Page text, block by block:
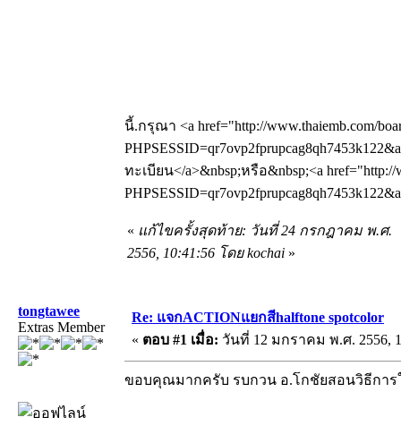
นี้.กรุณา <a href="http://www.thaiemb.com/
ทะเบียน</a>&nbsp;หรือ&nbsp;<a href="http://
« แก้ไขครั้งสุดท้าย: วันที่ 24 กรกฎาคม พ.ศ.
2556, 10:41:56 โดย kochai »
tongtawee
Extras Member
Re: แจกACTIONแยกสีhalftone spotcolor
« ตอบ #1 เมื่อ: วันที่ 12 มกราคม พ.ศ. 2556,
ขอบคุณมากครับ รบกวน อ.โกชัยสอนวิธีการ